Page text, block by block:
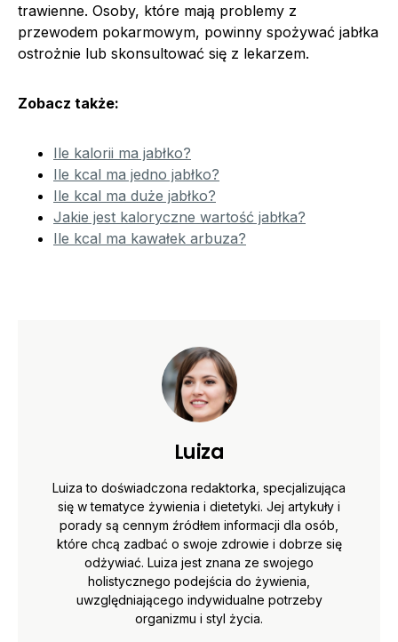
trawienne. Osoby, które mają problemy z
przewodem pokarmowym, powinny spożywać jabłka
ostrożnie lub skonsultować się z lekarzem.
Zobacz także:
Ile kalorii ma jabłko?
Ile kcal ma jedno jabłko?
Ile kcal ma duże jabłko?
Jakie jest kaloryczne wartość jabłka?
Ile kcal ma kawałek arbuza?
Luiza
Luiza to doświadczona redaktorka, specjalizująca
się w tematyce żywienia i dietetyki. Jej artykuły i
porady są cennym źródłem informacji dla osób,
które chcą zadbać o swoje zdrowie i dobrze się
odżywiać. Luiza jest znana ze swojego
holistycznego podejścia do żywienia,
uwzględniającego indywidualne potrzeby
organizmu i styl życia.